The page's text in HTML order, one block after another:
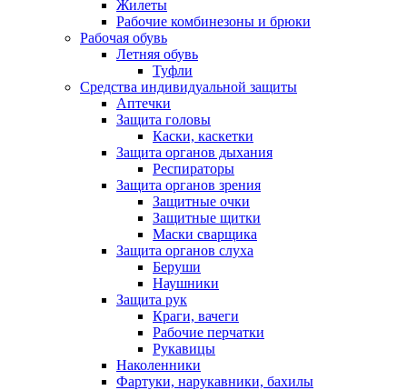
Жилеты
Рабочие комбинезоны и брюки
Рабочая обувь
Летняя обувь
Туфли
Средства индивидуальной защиты
Аптечки
Защита головы
Каски, каскетки
Защита органов дыхания
Респираторы
Защита органов зрения
Защитные очки
Защитные щитки
Маски сварщика
Защита органов слуха
Беруши
Наушники
Защита рук
Краги, вачеги
Рабочие перчатки
Рукавицы
Наколенники
Фартуки, нарукавники, бахилы